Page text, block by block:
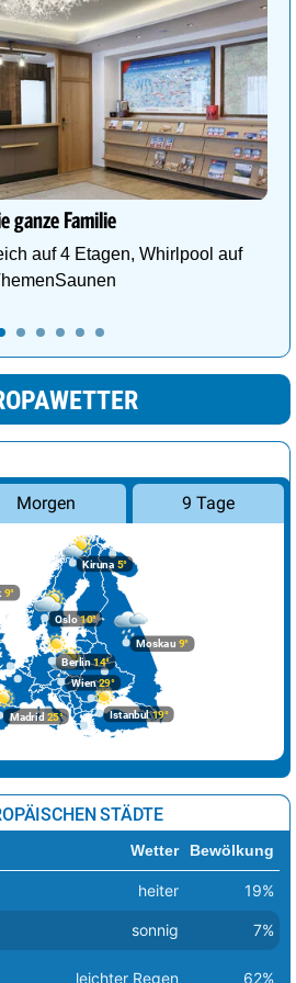
ganze Familie
auf 4 Etagen, Whirlpool auf
Morgen 9 Tage
Wien29°
Berlin14°
Istanbul19°
Moskau 9°
Oslo10°
9°
Kiruna5°
Madrid25°
STÄDTE
Wetter Bewölkung
heiter 19%
sonnig 7%
leichter Regen 62%